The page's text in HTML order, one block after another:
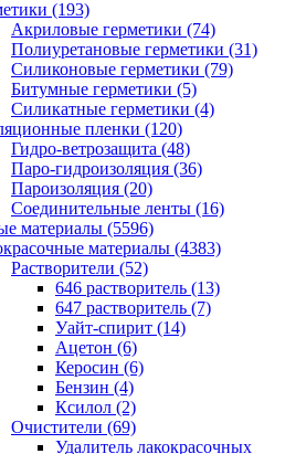
(193)
Акриловые герметики (74)
Полиуретановые герметики (31)
Силиконовые герметики (79)
Битумные герметики (5)
Силикатные герметики (4)
пленки (120)
Гидро-ветрозащита (48)
Паро-гидроизоляция (36)
Пароизоляция (20)
Соединительные ленты (16)
материалы (5596)
материалы (4383)
Растворители (52)
646 растворитель (13)
647 растворитель (7)
Уайт-спирит (14)
Ацетон (6)
Керосин (6)
Бензин (4)
Ксилол (2)
Очистители (69)
Удалитель лакокрасочных